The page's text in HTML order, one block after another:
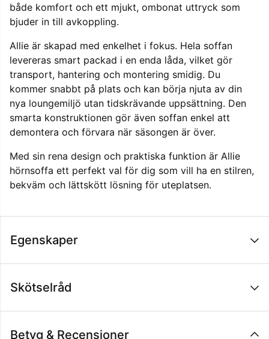
både komfort och ett mjukt, ombonat uttryck som
bjuder in till avkoppling.
Allie är skapad med enkelhet i fokus. Hela soffan
levereras smart packad i en enda låda, vilket gör
transport, hantering och montering smidig. Du
kommer snabbt på plats och kan börja njuta av din
nya loungemiljö utan tidskrävande uppsättning. Den
smarta konstruktionen gör även soffan enkel att
demontera och förvara när säsongen är över.
Med sin rena design och praktiska funktion är Allie
hörnsoffa ett perfekt val för dig som vill ha en stilren,
bekväm och lättskött lösning för uteplatsen.
Egenskaper
Skötselråd
Betyg & Recensioner